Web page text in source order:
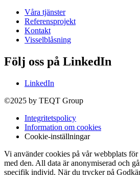
Våra tjänster
Referensprojekt
Kontakt
Visselblåsning
Följ oss på LinkedIn
LinkedIn
©2025 by TEQT Group
Integritetspolicy
Information om cookies
Cookie-inställningar
Vi använder cookies på vår webbplats för
med den. All data är anonymiserad och
specifik individ. När du trycker på